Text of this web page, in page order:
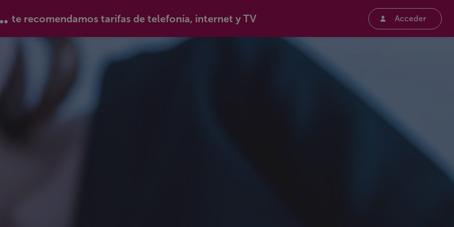
te recomendamos tarifas de telefonía, internet y TV Acceder